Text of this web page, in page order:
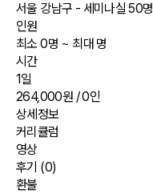
서울 강남구 - 세미나실 50명
인원
최소 0명 ~ 최대 명
시간
1일
264,000원 / 0인
상세정보
커리큘럼
영상
후기 (0)
환불